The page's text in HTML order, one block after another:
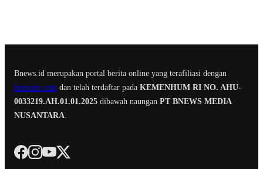
Bnews.id merupakan portal berita online yang terafiliasi dengan
bnewstv.com dan telah terdaftar pada KEMENHUM RI NO. AHU-
0033219.AH.01.01.2025 dibawah naungan PT BNEWS MEDIA
NUSANTARA.